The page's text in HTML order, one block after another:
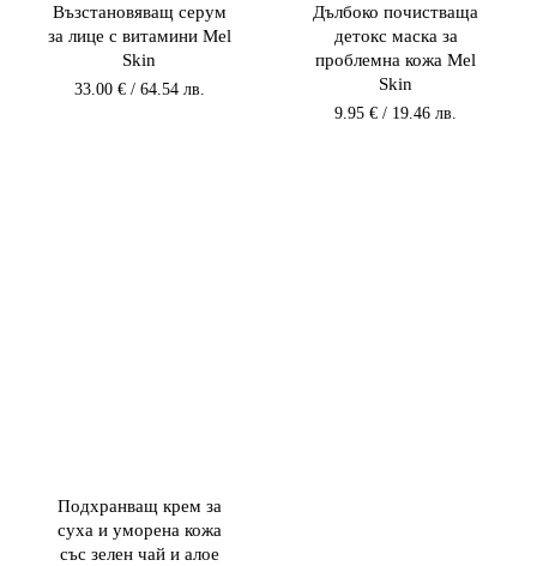
Възстановяващ серум
за лице с витамини Mel
Skin
33.00 €/ 64.54 лв.
Дълбоко почистваща
детокс маска за
проблемна кожа Mel
Skin
9.95€ / 19.46 лв.
Подхранващ крем за
суха и уморена кожа
със зелен чай и алое